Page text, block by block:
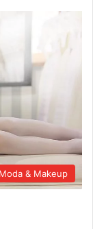
Moda & Makeup